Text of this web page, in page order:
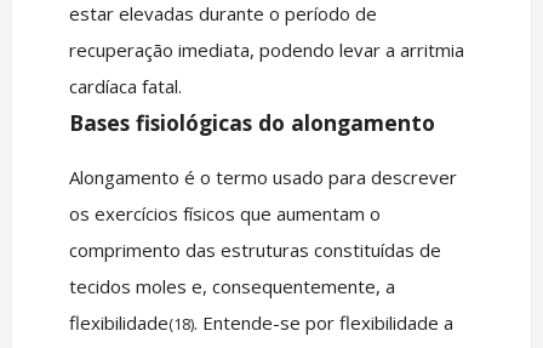
estar elevadas durante o período de
recuperação imediata, podendo levar a arritmia
cardíaca fatal.
Bases fisiológicas do alongamento
Alongamento é o termo usado para descrever
os exercícios físicos que aumentam o
comprimento das estruturas constituídas de
tecidos moles e, consequentemente, a
flexibilidade(18). Entende-se por flexibilidade a